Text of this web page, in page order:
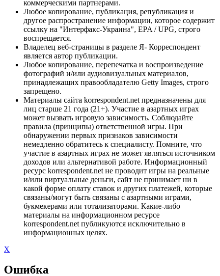
коммерческими партнерами.
Любое копирование, публикация, републикация и
другое распространение информации, которое содержит
ссылку на "Интерфакс-Украина", EPA / UPG, строго
воспрещается.
Владелец веб-страницы в разделе Я- Корреспондент
является автор публикации.
Любое копирование, перепечатка и воспроизведение
фотографий и/или аудиовизуальных материалов,
принадлежащих правообладателю Getty Images, строго
запрещено.
Материалы сайта korrespondent.net предназначены для
лиц старше 21 года (21+). Участие в азартных играх
может вызвать игровую зависимость. Соблюдайте
правила (принципы) ответственной игры. При
обнаружении первых признаков зависимости
немедленно обратитесь к специалисту. Помните, что
участие в азартных играх не может являться источником
доходов или альтернативой работе. Информационный
ресурс korrespondent.net не проводит игры на реальные
и/или виртуальные деньги, сайт не принимает ни в
какой форме оплату ставок и других платежей, которые
связаны/могут быть связаны с азартными играми,
букмекерами или тотализаторами. Какие-либо
материалы на информационном ресурсе
korrespondent.net публикуются исключительно в
информационных целях.
X
Ошибка